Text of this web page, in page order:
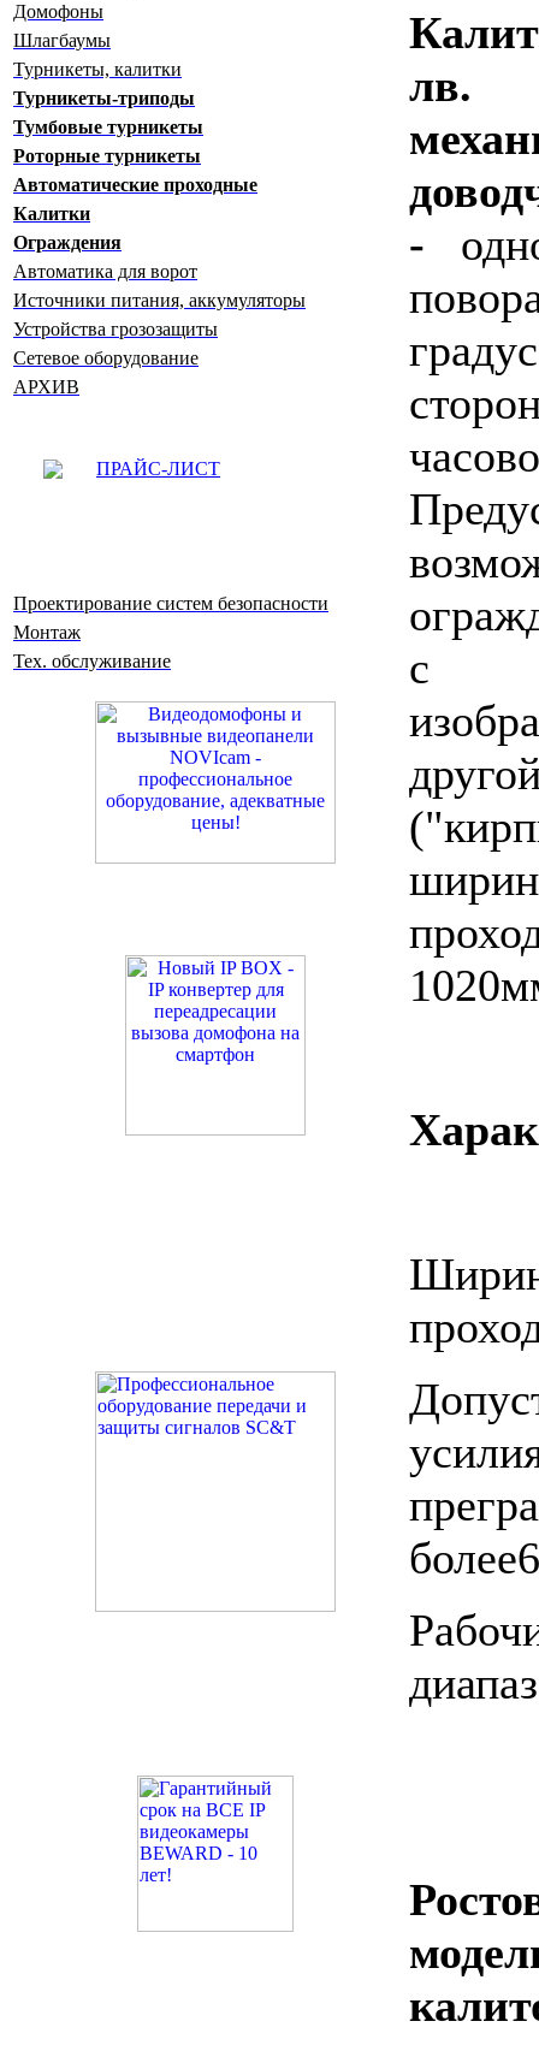
Домофоны
Шлагбаумы
Турникеты, калитки
Турникеты-триподы
Тумбовые турникеты
Роторные турникеты
Автоматические проходные
Калитки
Ограждения
Автоматика для ворот
Источники питания, аккумуляторы
Устройства грозозащиты
Сетевое оборудование
АРХИВ
ПРАЙС-ЛИСТ
Проектирование систем безопасности
Монтаж
Тех. обслуживание
-
с